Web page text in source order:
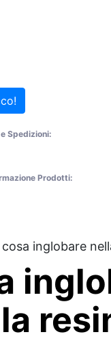
Spedizioni:
Prodotti:
cosa inglobare